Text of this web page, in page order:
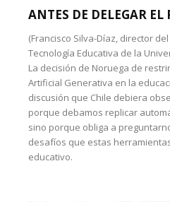
ANTES DE DELEGAR
(Francisco Silva-Díaz, director
Tecnología Educativa de la
La decisión de Noruega de
Artificial Generativa en la
discusión que Chile debiera
porque debamos replicar
sino porque obliga a
desafíos que estas
educativo.